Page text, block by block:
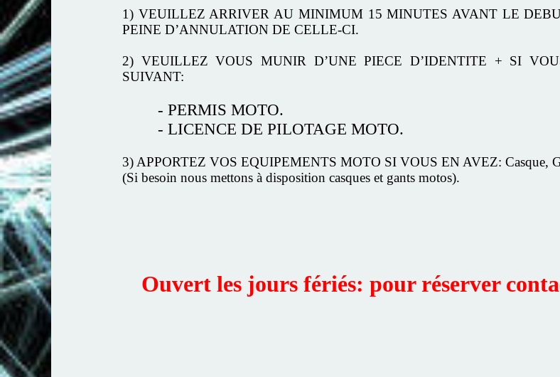
1) VEUILLEZ ARRIVER AU MINIMUM 15 MINUTES AVANT LE
PEINE D’ANNULATION DE CELLE-CI.
2) VEUILLEZ VOUS MUNIR D’UNE PIECE D’IDENTITE + SI
SUIVANT:
- PERMIS MOTO.
- LICENCE DE PILOTAGE MOTO.
3) APPORTEZ VOS EQUIPEMENTS MOTO SI VOUS EN AVEZ: Casque,
(Si besoin nous mettons à disposition casques et gants motos).
Ouvert les jours fériés: pour réserver